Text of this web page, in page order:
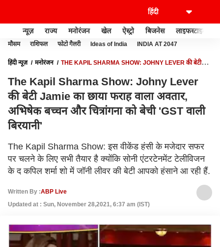
न्यूज़ राज्य मनोरंजन खेल ऐस्ट्रो बिजनेस लाइफस्टाइल
मौसम राशिफल फोटो गैलरी Ideas of India INDIA AT 2047
हिंदी न्यूज़ मनोरंजन
THE KAPIL SHARMA SHOW: JOHNY LEVER की बेटी
बिरयानी'
The Kapil Sharma Show: Johny Lever
की बेटी Jamie का छाया फराह वाला अवतार,
अभिषेक बच्चन और चित्रांगना को बेची 'GST वाली
बिरयानी'
The Kapil Sharma Show: इस वीकेंड हंसी के मजेदार सफर
पर चलने के लिए सभी तैयार है क्योंकि सोनी एंटरटेनमेंट टेलीविजन
के द कपिल शर्मा शो में जॉनी लीवर की बेटी आपको हंसाने आ रही हैं.
Written By :ABP Live
Updated at : Sun, November 28,2021, 6:37 am (IST)